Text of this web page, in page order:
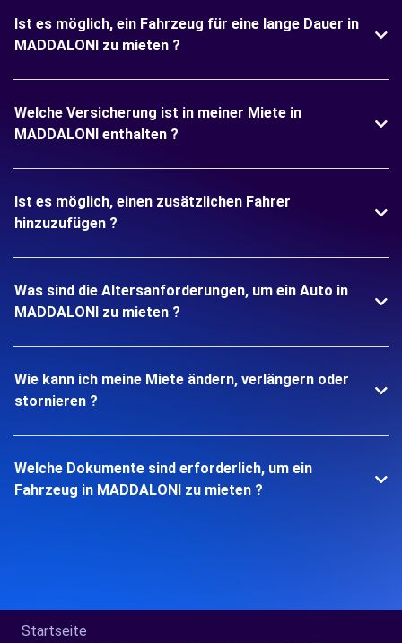
Ist es möglich, ein Fahrzeug für eine lange Dauer in
MADDALONI zu mieten ?
Welche Versicherung ist in meiner Miete in
MADDALONI enthalten ?
Ist es möglich, einen zusätzlichen Fahrer
hinzuzufügen ?
Was sind die Altersanforderungen, um ein Auto in
MADDALONI zu mieten ?
Wie kann ich meine Miete ändern, verlängern oder
stornieren ?
Welche Dokumente sind erforderlich, um ein
Fahrzeug in MADDALONI zu mieten ?
Startseite